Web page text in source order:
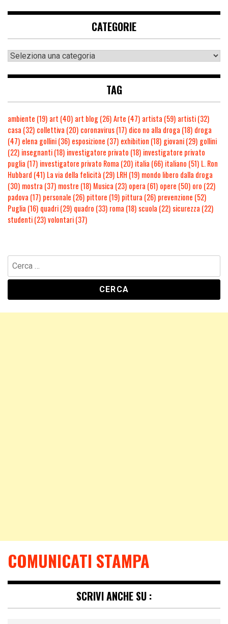
CATEGORIE
TAG
ambiente (19) art (40) art blog(26)Arte (47) artista (59) artisti(32)
casa (32) collettiva (20) coronavirus(17) dico no alla droga (18) droga
(47) elena gollini(36) esposizione (37) exhibition (18) giovani(29) gollini
(22) insegnanti(18) investigatore privato (18) investigatore privato
puglia (17) investigatore privato Roma (20) italia (66) italiano (51) L. Ron
Hubbard (41) La via della felicità (29) LRH (19) mondo libero dalla droga
(30) mostra (37) mostre (18) Musica (23) opera (61) opere (50) oro (22)
padova (17) personale (26) pittore (19) pittura (26) prevenzione (52)
Puglia (16) quadri(29) quadro (33) roma (18) scuola (22) sicurezza (22)
studenti(23)volontari(37)
COMUNICATI STAMPA
SCRIVI ANCHE SU :